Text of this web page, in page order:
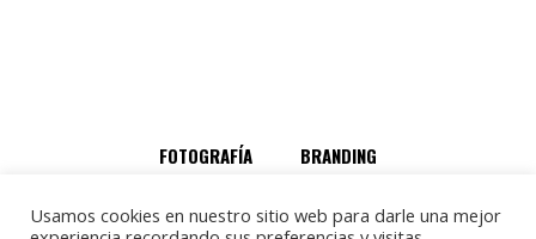
FOTOGRAFÍA
BRANDING
POLÍTICA DE PRIVACIDAD
Usamos cookies en nuestro sitio web para darle una mejor